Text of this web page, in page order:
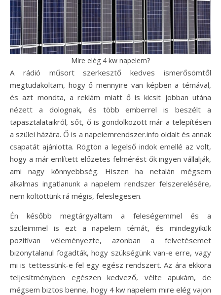
Mire elég 4 kw napelem?
A rádió műsort szerkesztő kedves ismerősömtől
megtudakoltam, hogy ő mennyire van képben a témával,
és azt mondta, a reklám miatt ő is kicsit jobban utána
nézett a dolognak, és több emberrel is beszélt a
tapasztalataikról, sőt, ő is gondolkozott már a telepítésen
a szülei házára. Ő is a napelemrendszer.info oldalt és annak
csapatát ajánlotta. Rögtön a legelső indok emellé az volt,
hogy a már említett előzetes felmérést ők ingyen vállalják,
ami nagy könnyebbség. Hiszen ha netalán mégsem
alkalmas ingatlanunk a napelem rendszer felszerelésére,
nem költöttünk rá mégis, feleslegesen.
Én később megtárgyaltam a feleségemmel és a
szüleimmel is ezt a napelem témát, és mindegyikük
pozitívan véleményezte, azonban a felvetésemet
bizonytalanul fogadták, hogy szükségünk van-e erre, vagy
mi is tettessünk-e fel egy egész rendszert. Az ára ekkora
teljesítményben egészen kedvező, vélte apukám, de
mégsem biztos benne, hogy 4 kw napelem mire elég vajon